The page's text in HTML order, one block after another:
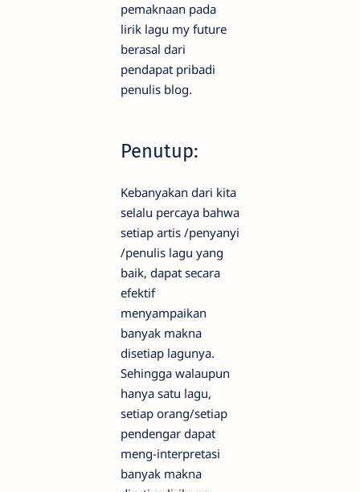
pemaknaan pada
lirik lagu my future
berasal dari
pendapat pribadi
penulis blog.
Penutup:
Kebanyakan dari kita
selalu percaya bahwa
setiap artis /penyanyi
/penulis lagu yang
baik, dapat secara
efektif
menyampaikan
banyak makna
disetiap lagunya.
Sehingga walaupun
hanya satu lagu,
setiap orang/setiap
pendengar dapat
meng-interpretasi
banyak makna